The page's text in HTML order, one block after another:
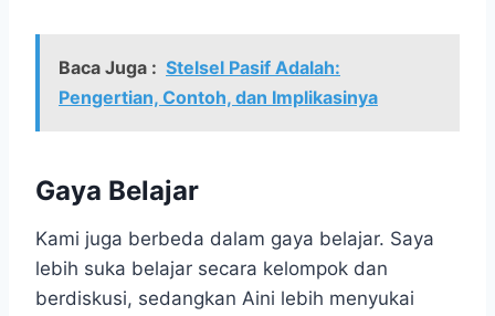
Baca Juga : Stelsel Pasif Adalah:
Pengertian, Contoh, dan Implikasinya
Gaya Belajar
Kami juga berbeda dalam gaya belajar. Saya
lebih suka belajar secara kelompok dan
berdiskusi, sedangkan Aini lebih menyukai